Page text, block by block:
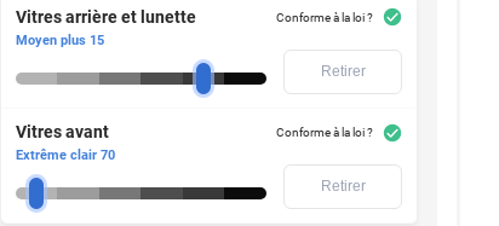
Vitres arrière et lunette Conforme à la loi ?
Moyen plus 15
Retirer
Vitres avant Conforme à la loi ?
Extrême clair 70
Retirer